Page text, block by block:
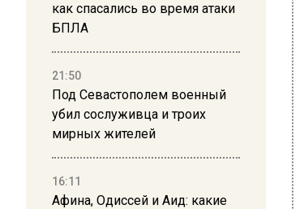
как спасались во время атаки
БПЛА
21:50
Под Севастополем военный
убил сослуживца и троих
мирных жителей
16:11
Афина, Одиссей и Аид: какие